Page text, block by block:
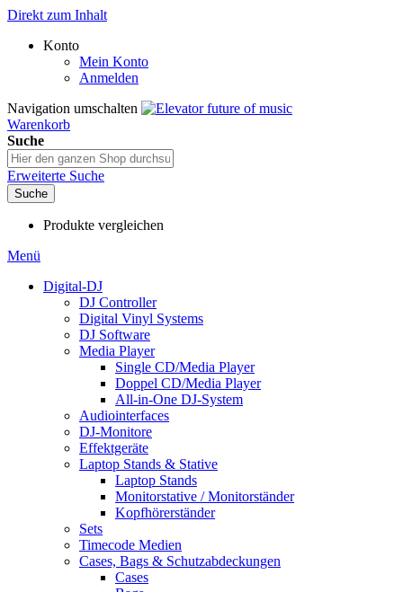
Direkt zum Inhalt
Konto
Mein Konto
Anmelden
Navigation umschalten
Warenkorb
Suche
Erweiterte Suche
Suche
Produkte vergleichen
Menü
Digital-DJ
DJ Controller
Digital Vinyl Systems
DJ Software
Media Player
Single CD/Media Player
Doppel CD/Media Player
All-in-One DJ-System
Audiointerfaces
DJ-Monitore
Effektgeräte
Laptop Stands & Stative
Laptop Stands
Monitorstative / Monitorständer
Kopfhörerständer
Sets
Timecode Medien
Cases, Bags & Schutzabdeckungen
Cases